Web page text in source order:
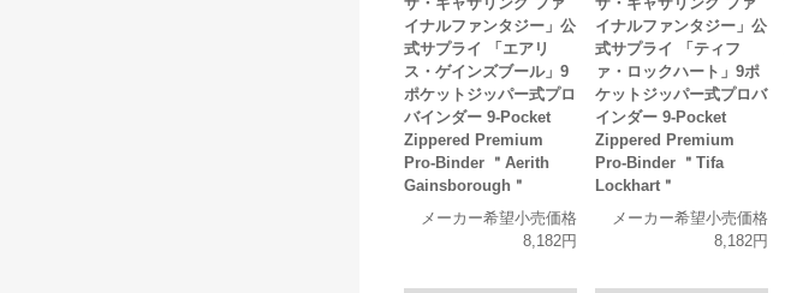
イナルファンタジー」公
式サプライ 「エアリ
ス・ゲインズブール」9
ポケットジッパー式プロ
バインダー 9-Pocket
Zippered Premium
Pro-Binder ＂Aerith
Gainsborough＂
メーカー希望小売価格
8,182円
イナルファンタジー」公
式サプライ 「ティフ
ァ・ロックハート」9ポ
ケットジッパー式プロバ
インダー 9-Pocket
Zippered Premium
Pro-Binder ＂Tifa
Lockhart＂
メーカー希望小売価格
8,182円